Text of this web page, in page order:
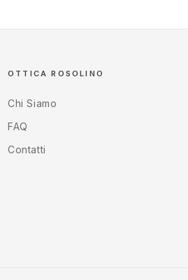
OTTICA ROSOLINO
Chi Siamo
FAQ
Contatti